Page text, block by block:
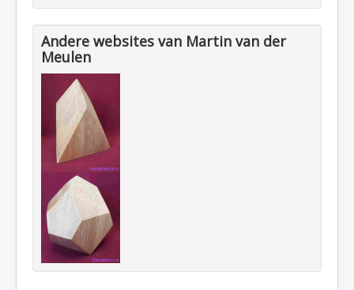
Andere websites van Martin van der
Meulen